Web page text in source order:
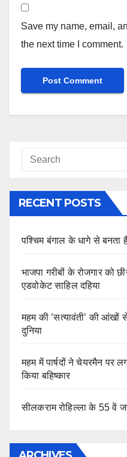
Save my name, email,
the next time I comment.
RECENT POSTS
पश्चिम बंगाल के धागे से बनता
भाजपा गरीबों के रोजगार को
एडवोकेट साहिल दहिया
महम की ’सत्यावंती’ की आंखों
दुनिया
महम में पार्षदों ने चेयरमैन पर
किया बहिष्कार
सीलकराम रोहिल्ला के 55 वें